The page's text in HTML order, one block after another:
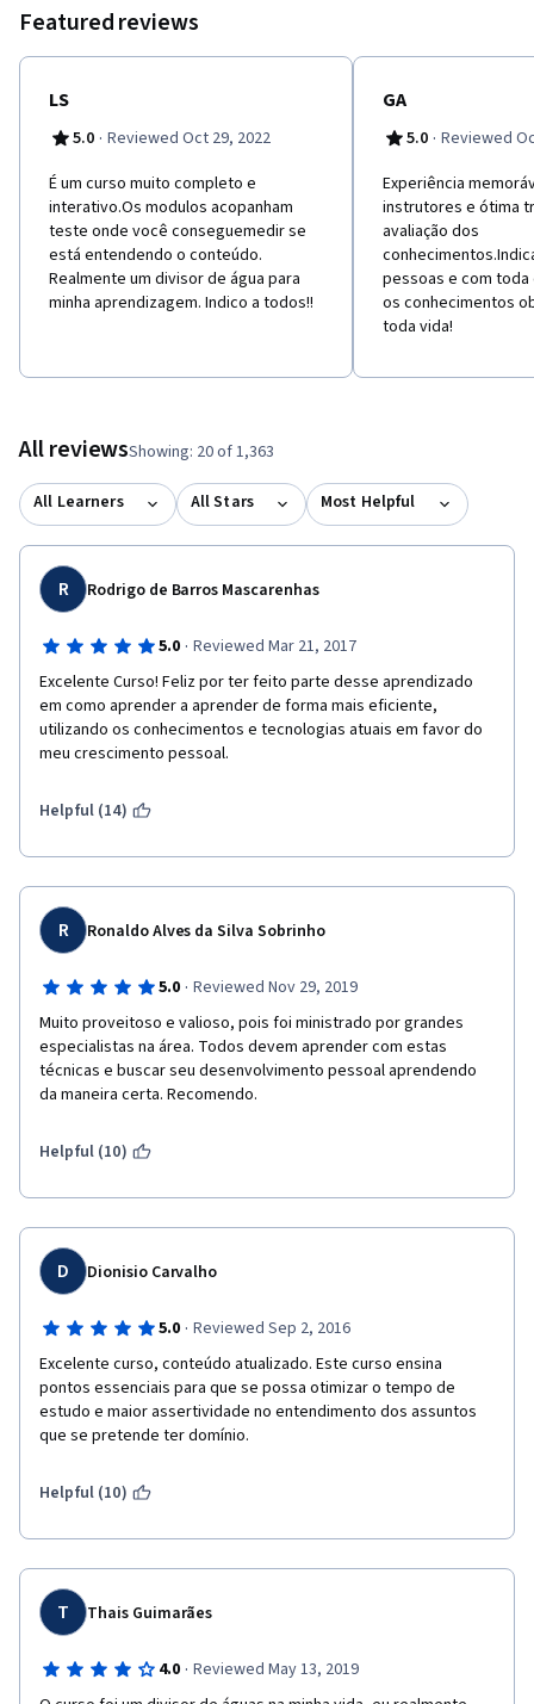
entrar na versão completamente traduzida, visite esta página:
https://www.coursera.org/learn/ruhe-xuexi
Featured reviews
LS
5.0 · Reviewed Oct 29, 2022
É​ um curso muito completo e
interativo.O​s modulos acopanham
teste onde você conseguemedir se
está entendendo o conteúdo.
Realmente um divisor de água para
minha aprendizagem. Indico a todos!!
GA
5.0 · Reviewed
Experiência
instrutores e ótima
avaliação dos
pessoas e com
os conhecimentos
toda vida!
All reviewsShowing: 20 of 1,363
All Learners All Stars Most Helpful
R Rodrigo de Barros Mascarenhas
5.0 · Reviewed Mar 21, 2017
Excelente Curso! Feliz por ter feito parte desse aprendizado
em como aprender a aprender de forma mais eficiente,
utilizando os conhecimentos e tecnologias atuais em favor do
meu crescimento pessoal.
Helpful (14)
R Ronaldo Alves da Silva Sobrinho
5.0 · Reviewed Nov 29, 2019
Muito proveitoso e valioso, pois foi ministrado por grandes
especialistas na área. Todos devem aprender com estas
técnicas e buscar seu desenvolvimento pessoal aprendendo
da maneira certa. Recomendo.
Helpful (10)
D Dionisio Carvalho
5.0 · Reviewed Sep 2, 2016
Excelente curso, conteúdo atualizado. Este curso ensina
pontos essenciais para que se possa otimizar o tempo de
estudo e maior assertividade no entendimento dos assuntos
que se pretende ter domínio.
Helpful (10)
T Thais Guimarães
4.0 · Reviewed May 13, 2019